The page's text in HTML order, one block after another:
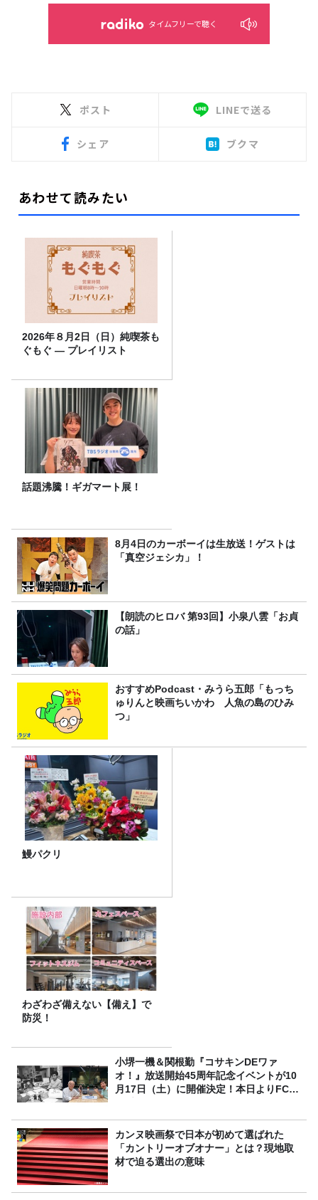
タイムフリーで聴く
ポスト LINEで送る
シェア ブクマ
あわせて読みたい
2026年８月2日（日）純喫茶も
ぐもぐ ― プレイリスト
話題沸騰！ギガマート展！
8月4日のカーボーイは生放送！ゲストは
「真空ジェシカ」！
【朗読のヒロバ 第93回】小泉八雲「お貞
の話」
おすすめPodcast・みうら五郎「もっち
ゅりんと映画ちいかわ 人魚の島のひみ
つ」
鰻パクリ
わざわざ備えない【備え】で
防災！
小堺一機＆関根勤『コサキンDEワァ
オ！』放送開始45周年記念イベントが10
月17日（土）に開催決定！本日よりFC先
カンヌ映画祭で日本が初めて選ばれた
「カントリーオブオナー」とは？現地取
材で迫る選出の意味